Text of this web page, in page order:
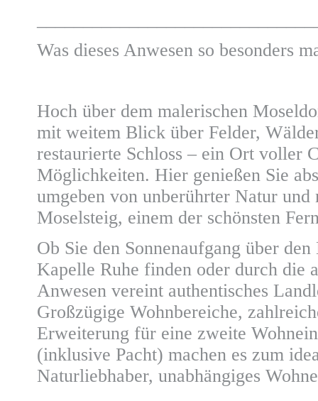
Was dieses Anwesen so besonders
Hoch über dem malerischen
mit weitem Blick über Felder,
restaurierte Schloss – ein Ort voller
Möglichkeiten. Hier genießen Sie
umgeben von unberührter Natur
Moselsteig, einem der schönsten
Ob Sie den Sonnenaufgang über
Kapelle Ruhe finden oder durch die
Anwesen vereint authentisches
Großzügige Wohnbereiche,
Erweiterung für eine zweite
(inklusive Pacht) machen es zum
Naturliebhaber, unabhängiges